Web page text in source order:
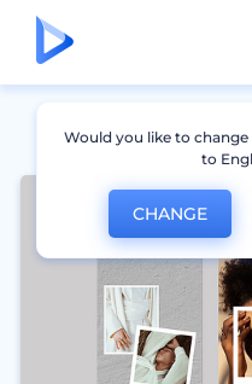
Would you like to
to
CHANGE